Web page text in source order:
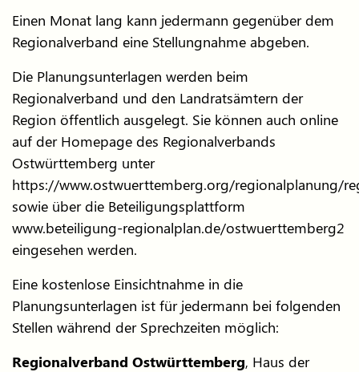
Einen Monat lang kann jedermann gegenüber dem
Regionalverband eine Stellungnahme abgeben.
Die Planungsunterlagen werden beim
Regionalverband und den Landratsämtern der
Region öffentlich ausgelegt. Sie können auch online
auf der Homepage des Regionalverbands
Ostwürttemberg unter
https://www.ostwuerttemberg.org/regionalplanung/
sowie über die Beteiligungsplattform
www.beteiligung-regionalplan.de/ostwuerttemberg2
eingesehen werden.
Eine kostenlose Einsichtnahme in die
Planungsunterlagen ist für jedermann bei folgenden
Stellen während der Sprechzeiten möglich:
Regionalverband Ostwürttemberg, Haus der